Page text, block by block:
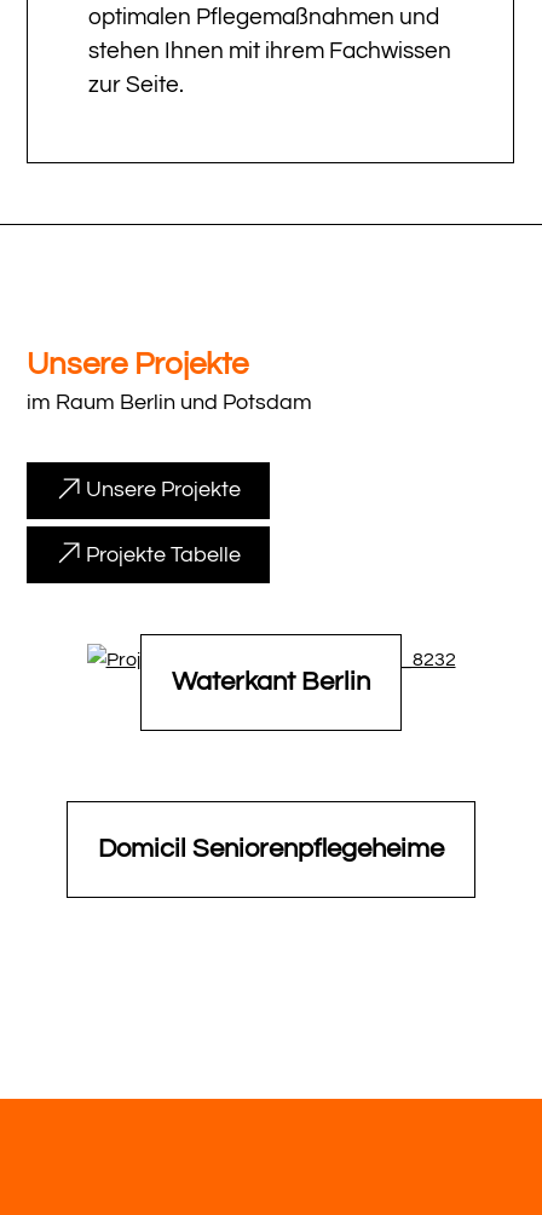
optimalen Pflegemaßnahmen und
stehen Ihnen mit ihrem Fachwissen
zur Seite.
Unsere Projekte
im Raum Berlin und Potsdam
Unsere Projekte
Projekte Tabelle
Waterkant Berlin
Domicil Seniorenpflegeheime